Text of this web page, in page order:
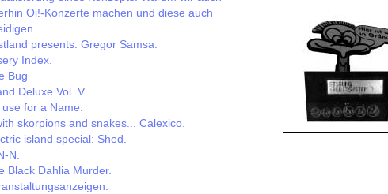
Oi!-Konzerte machen und diese auch
presents: Gregor Samsa.
Index.
Bug
Deluxe Vol. V
use for a Name.
skorpions and snakes... Calexico.
island special: Shed.
N.
Black Dahlia Murder.